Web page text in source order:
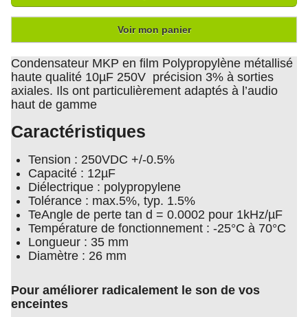
Voir mon panier
Condensateur MKP en film Polypropylène métallisé
haute qualité 10µF 250V précision 3% à sorties
axiales. Ils ont particulièrement adaptés à l’audio
haut de gamme
Caractéristiques
Tension : 250VDC +/-0.5%
Capacité : 12µF
Diélectrique : polypropylene
Tolérance : max.5%, typ. 1.5%
TeAngle de perte tan d = 0.0002 pour 1kHz/µF
Température de fonctionnement : -25°C à 70°C
Longueur : 35 mm
Diamètre : 26 mm
Pour améliorer radicalement le son de vos
enceintes